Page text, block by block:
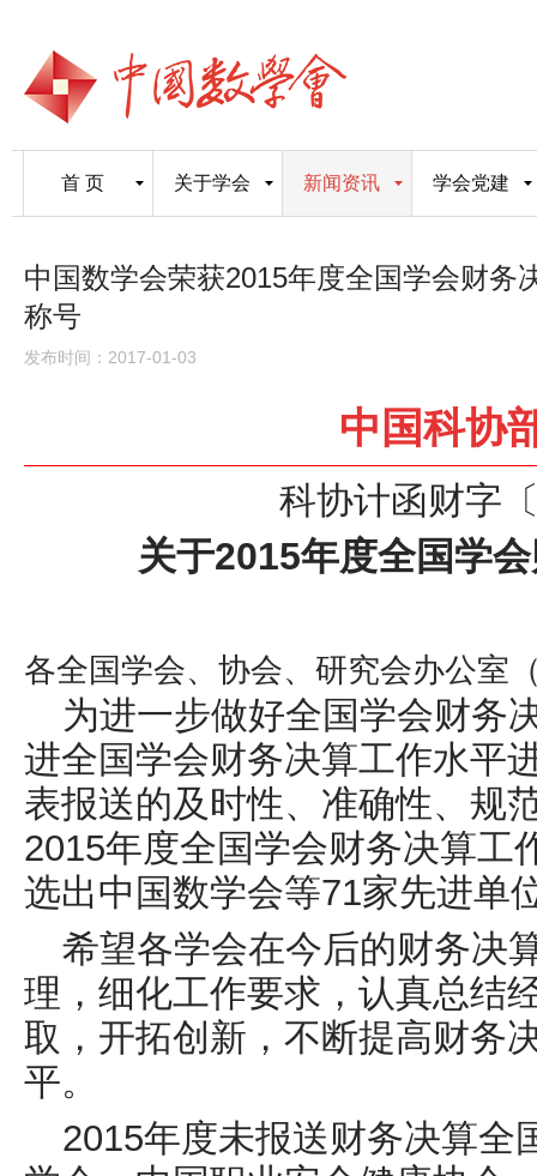
首 页 关于学会 新闻资讯 学会党建
中国数学会荣获2015年度全国学会财务
称号
发布时间：2017-01-03
中国科协
科协计函财字
关于2015年度全国学
各全国学会、协会、研究会办公室
为进一步做好全国学会财务
进全国学会财务决算工作水平
表报送的及时性、准确性、规
2015年度全国学会财务决算工
选出中国数学会等71家先进单
希望各学会在今后的财务决
理，细化工作要求，认真总结
取，开拓创新，不断提高财务
平。
2015年度未报送财务决算全